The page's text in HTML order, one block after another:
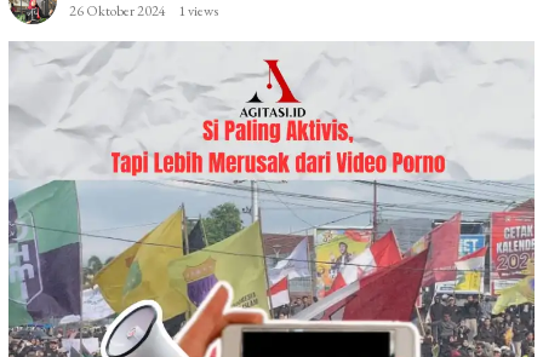
26 Oktober 2024
1 views